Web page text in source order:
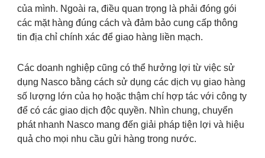
của mình. Ngoài ra, điều quan trọng là phải đóng gói
các mặt hàng đúng cách và đảm bảo cung cấp thông
tin địa chỉ chính xác để giao hàng liền mạch.
Các doanh nghiệp cũng có thể hưởng lợi từ việc sử
dụng Nasco bằng cách sử dụng các dịch vụ giao hàng
số lượng lớn của họ hoặc thậm chí hợp tác với công ty
để có các giao dịch độc quyền. Nhìn chung, chuyển
phát nhanh Nasco mang đến giải pháp tiện lợi và hiệu
quả cho mọi nhu cầu gửi hàng trong nước.